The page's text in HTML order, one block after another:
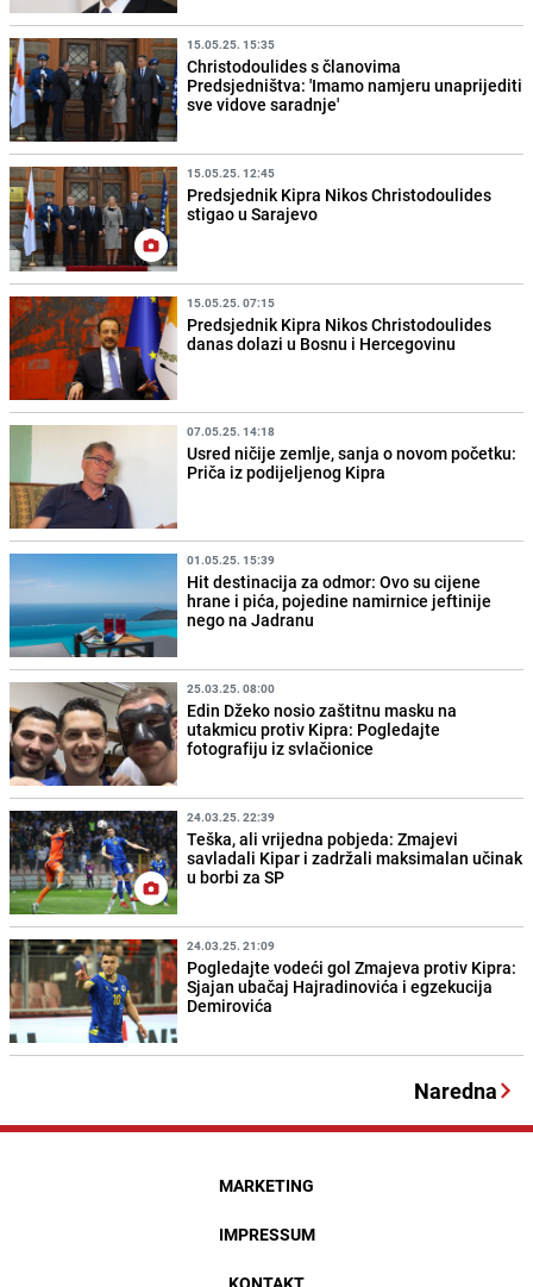
15.05.25. 15:35
Christodoulides s članovima
Predsjedništva: 'Imamo namjeru unaprijediti
sve vidove saradnje'
15.05.25. 12:45
Predsjednik Kipra Nikos Christodoulides
stigao u Sarajevo
15.05.25. 07:15
Predsjednik Kipra Nikos Christodoulides
danas dolazi u Bosnu i Hercegovinu
07.05.25. 14:18
Usred ničije zemlje, sanja o novom početku:
Priča iz podijeljenog Kipra
01.05.25. 15:39
Hit destinacija za odmor: Ovo su cijene
hrane i pića, pojedine namirnice jeftinije
nego na Jadranu
25.03.25. 08:00
Edin Džeko nosio zaštitnu masku na
utakmicu protiv Kipra: Pogledajte
fotografiju iz svlačionice
24.03.25. 22:39
Teška, ali vrijedna pobjeda: Zmajevi
savladali Kipar i zadržali maksimalan učinak
u borbi za SP
24.03.25. 21:09
Pogledajte vodeći gol Zmajeva protiv Kipra:
Sjajan ubačaj Hajradinovića i egzekucija
Demirovića
Naredna
MARKETING
IMPRESSUM